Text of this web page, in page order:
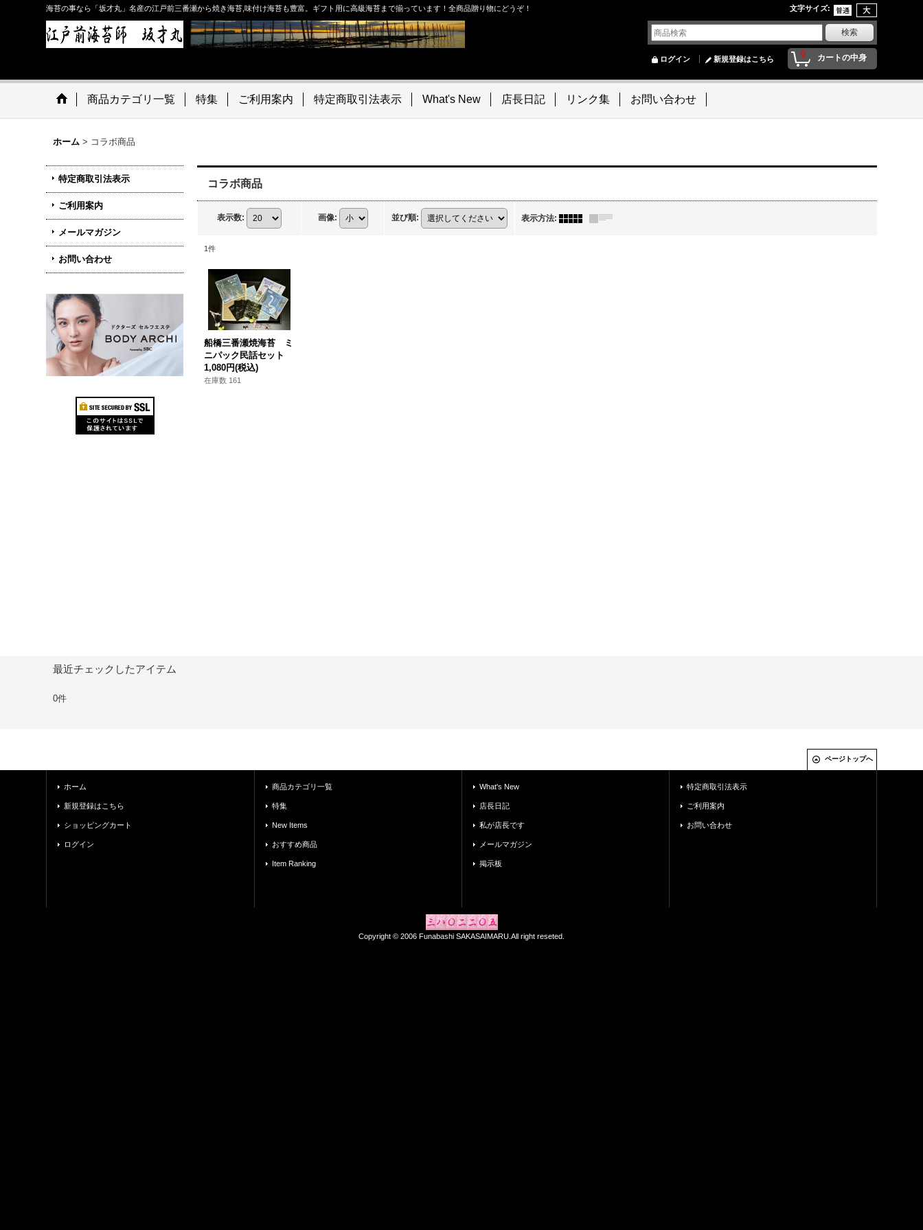
海苔の事なら「坂才丸」名産の江戸前三番瀬から焼き海苔,味付け海苔も豊富。ギフト用に高級海苔まで揃っています！全商品贈り物にどうぞ！ 文字サイズ:
0 カートの中身
ログイン 新規登録はこちら
商品カテゴリ一覧 特集 ご利用案内 特定商取引法表示 What's New 店長日記 リンク集 お問い合わせ
ホーム > コラボ商品
特定商取引法表示
ご利用案内
メールマガジン
お問い合わせ
コラボ商品
表示数: 画像: 並び順: 表示方法:
1件
船橋三番瀬焼海苔 ミ
ニパック民話セット
1,080円(税込)
在庫数 161
最近チェックしたアイテム
0件
ページトップへ
ホーム
新規登録はこちら
ショッピングカート
ログイン
商品カテゴリ一覧
特集
New Items
おすすめ商品
Item Ranking
What's New
店長日記
私が店長です
メールマガジン
掲示板
特定商取引法表示
ご利用案内
お問い合わせ
Copyright © 2006 Funabashi SAKASAIMARU.All right reseted.